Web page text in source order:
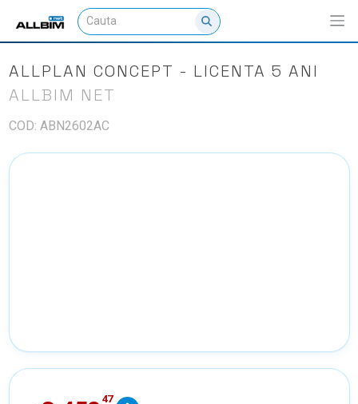
ALLPLAN CONCEPT - LICENTA 5 ANI
ALLBIM NET
COD: ABN2602AC
47